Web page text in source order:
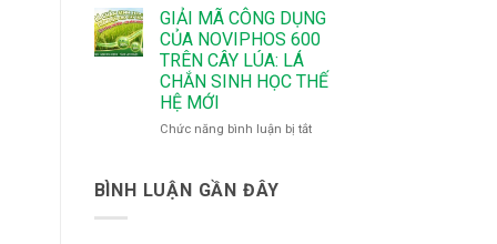
2
CHIỀU
VÀ
PHÁP
DUNG
Pháp
Star-
Phos
Cho
Cây
Riêng:
GIẢI MÃ CÔNG DỤNG
CỦA NOVIPHOS 600
TRÊN CÂY LÚA: LÁ
CHẮN SINH HỌC THẾ
HỆ MỚI
Chức năng bình luận bị tắtở
BÌNH LUẬN GẦN ĐÂY